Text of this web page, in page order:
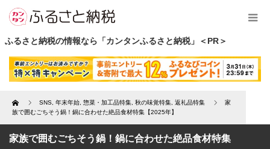
ふるさと納税の情報なら「カンタンふるさと納税」＜PR＞
Home SNS 年末年始 惣菜・加工品特集 秋の味覚特集 返礼品特集
家
族で囲むごちそう鍋！鍋に合わせた絶品食材特集【2025年】
家族で囲むごちそう鍋！鍋に合わせた絶品食材特集